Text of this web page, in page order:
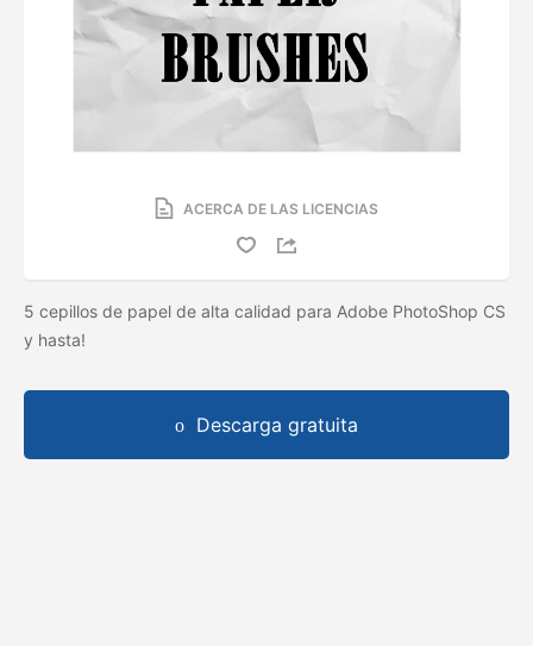
ACERCA DE LAS LICENCIAS
5 cepillos de papel de alta calidad para Adobe PhotoShop CS
y hasta!
Descarga gratuita